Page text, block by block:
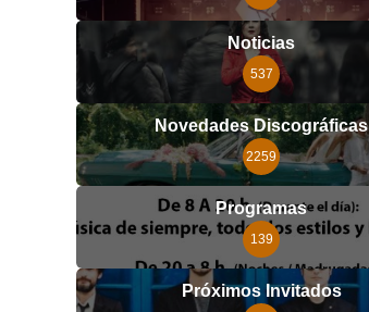
Noticias
537
Novedades Discográficas
2259
Programas
139
Próximos Invitados